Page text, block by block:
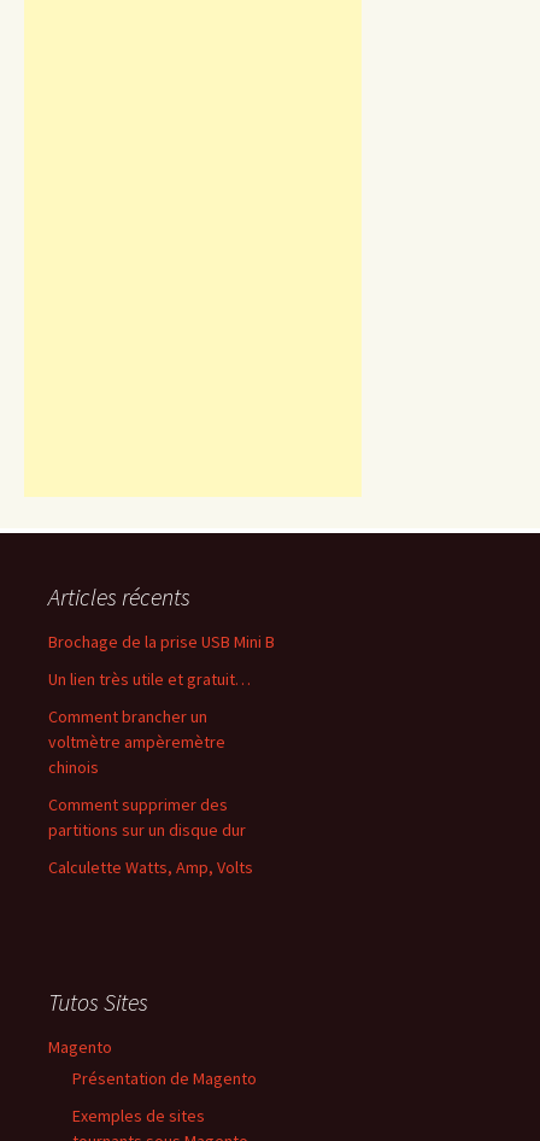
Articles récents
Brochage de la prise USB Mini B
Un lien très utile et gratuit…
Comment brancher un
voltmètre ampèremètre
chinois
Comment supprimer des
partitions sur un disque dur
Calculette Watts, Amp, Volts
Tutos Sites
Magento
Présentation de Magento
Exemples de sites